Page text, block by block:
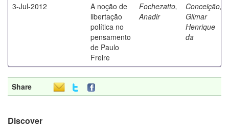
3-Jul-2012
A noção de
libertação
política no
pensamento
de Paulo
Freire
Fochezatto,
Anadir
Conceição,
Gilmar
Henrique
da
Share
Discover